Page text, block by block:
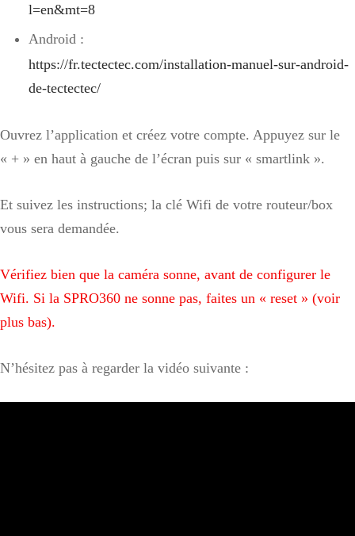
l=en&mt=8
Android :
https://fr.tectectec.com/installation-manuel-sur-android-
de-tectectec/
Ouvrez l’application et créez votre compte. Appuyez sur le
« + » en haut à gauche de l’écran puis sur « smartlink ».
Et suivez les instructions; la clé Wifi de votre routeur/box
vous sera demandée.
Vérifiez bien que la caméra sonne, avant de configurer le
Wifi. Si la SPRO360 ne sonne pas, faites un « reset » (voir
plus bas).
N’hésitez pas à regarder la vidéo suivante :